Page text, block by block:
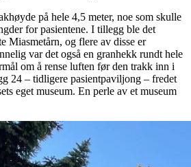
på hele 4,5 meter, noe som skulle
for pasientene. I tillegg ble det
Miasmetårn, og flere av disse er
var det også en granhekk rundt hele
om å rense luften før den trakk inn i
24 – tidligere pasientpaviljong – fredet
eget museum. En perle av et museum